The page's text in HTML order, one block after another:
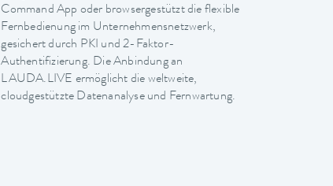
Command App oder browsergestützt die flexible
Fernbedienung im Unternehmensnetzwerk,
gesichert durch PKI und 2-Faktor-
Authentifizierung. Die Anbindung an
LAUDA.LIVE ermöglicht die weltweite,
cloudgestützte Datenanalyse und Fernwartung.